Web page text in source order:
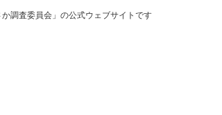
調査委員会」の公式ウェブサイトです